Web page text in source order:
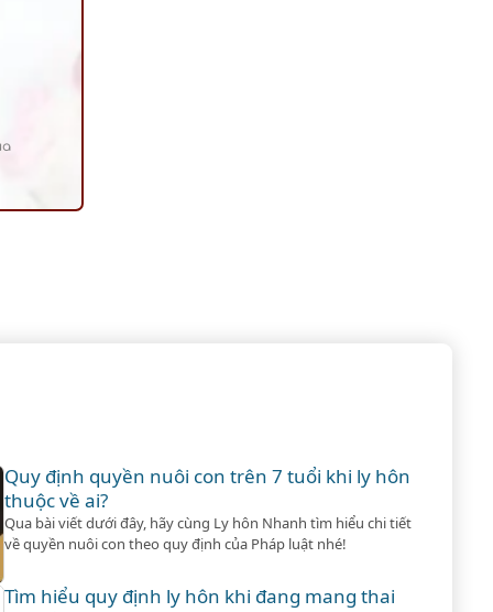
Quy định quyền nuôi con trên 7 tuổi khi ly hôn
thuộc về ai?
Qua bài viết dưới đây, hãy cùng Ly hôn Nhanh tìm hiểu chi tiết
về quyền nuôi con theo quy định của Pháp luật nhé!
Tìm hiểu quy định ly hôn khi đang mang thai